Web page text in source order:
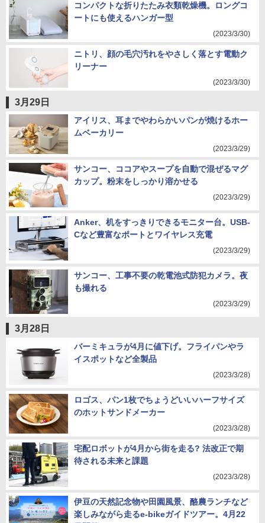
コンパクトな折りたたみ衣類乾燥機。ロングコ
ートにも使えるハンガー型
(2023/3/30)
ニトリ、顔の毛穴汚れをやさしく落とす電動ク
リーナー
(2023/3/30)
3月29日
アイリス、耳までやわらかいパンが焼けるホー
ムベーカリー
(2023/3/29)
サンコー、ココアやスープを自動で混ぜるマグ
カップ。粉末をしっかり溶かせる
(2023/3/29)
Anker、机をすっきりできるモニター台。USB-
Cなど豊富なポートとワイヤレス充電
(2023/3/29)
サンコー、工事不要の乾電池式防犯カメラ。夜
も撮れる
(2023/3/29)
3月28日
バーミキュラが4月に値下げ。フライパンやラ
イスポットなど全製品
(2023/3/28)
ロゴス、パン1枚でちょうどいいハーフサイズ
のホットサンドメーカー
(2023/3/28)
宅配ロボットが4月から街を走る? 法改正で期
待される未来と課題
(2023/3/28)
伊豆の天然記念物や田園風景、酪農ランチなど
楽しみながら走るe-bikeガイドツアー。4月22